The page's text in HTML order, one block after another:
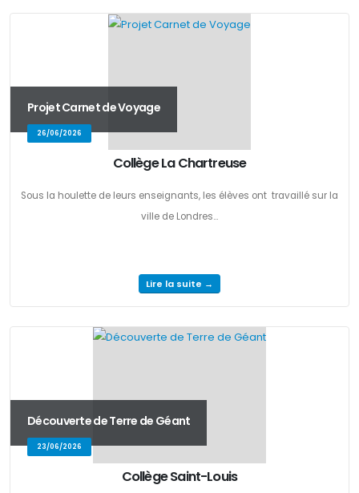
Projet Carnet de Voyage
26/06/2026
Collège La Chartreuse
Sous la houlette de leurs enseignants, les élèves ont travaillé sur la
ville de Londres...
Lire la suite →
Découverte de Terre de Géant
23/06/2026
Collège Saint-Louis